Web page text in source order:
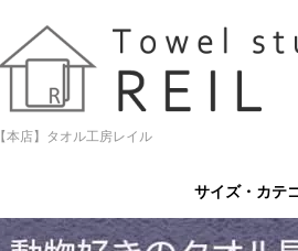
【本店】タオル工房レイル
サイズ・カテ